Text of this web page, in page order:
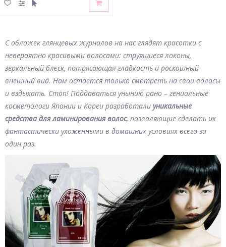
С обложек глянцевых журналов на нас глядят красотки с
невероятно красивыми волосами: струящиеся локоны,
зеркальный блеск, потрясающая гладкость и роскошный
внешний вид. Нам остается только смотреть на свои волосы
и вздыхать. Стоп! Поддаваться унынию рано – гениальные
косметологи Японии и Кореи разработали уникальные
средства для ламинирования волос, позволяющие сделать их
фантастически ухоженными в домашних условиях всего за
один раз.